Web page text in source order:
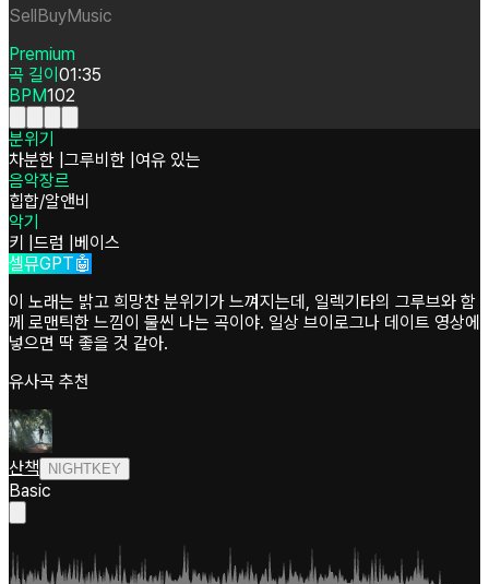
SellBuyMusic
Premium
곡 길이 01:35
BPM102
분위기
차분한 그루비한 여유 있는
음악장르
힙합/알앤비
악기
키 드럼
베이스
셀뮤GPT🤖
이 노래는 밝고 희망찬 분위기가 느껴지는데, 일렉기타의 그루브와 함
께 로맨틱한 느낌이 물씬 나는 곡이야. 일상 브이로그나 데이트 영상에
넣으면 딱 좋을 것 같아.
유사곡 추천
산책 NIGHTKEY
Basic